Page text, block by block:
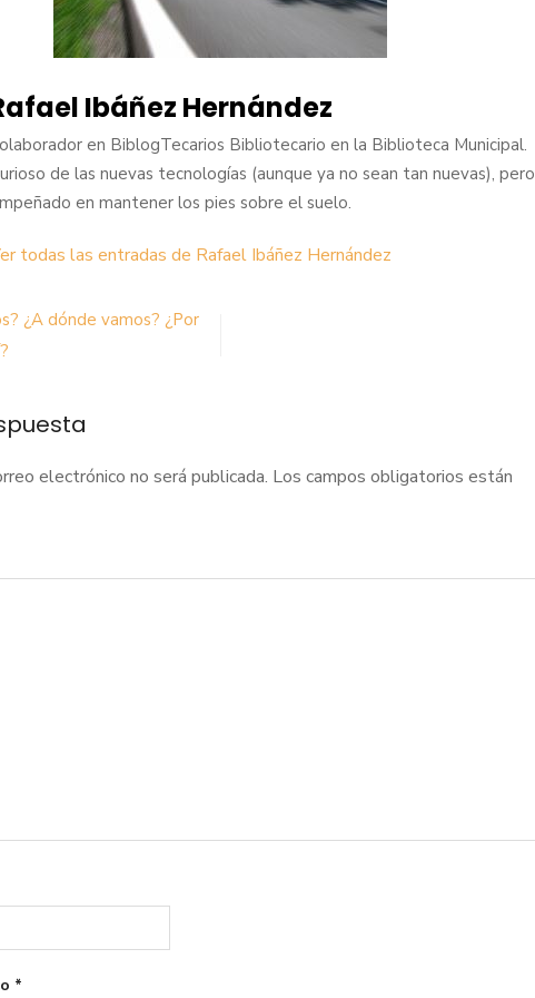
Ibáñez Hernández
en BiblogTecarios Bibliotecario en la Biblioteca Municipal.
de las nuevas tecnologías (aunque ya no sean tan nuevas), pero
en mantener los pies sobre el suelo.
todas las entradas de Rafael Ibáñez Hernández
¿A dónde vamos? ¿Por
electrónico no será publicada. Los campos obligatorios están
*